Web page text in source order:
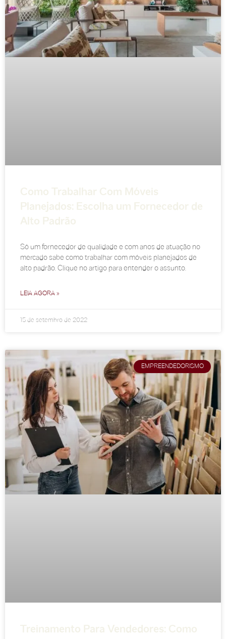
Como Trabalhar Com Móveis
Planejados: Escolha um Fornecedor de
Alto Padrão
Só um fornecedor de qualidade e com anos de atuação no
mercado sabe como trabalhar com móveis planejados de
alto padrão. Clique no artigo para entender o assunto.
LEIA AGORA »
15 de setembro de 2022
EMPREENDEDORISMO
Treinamento Para Vendedores: Como